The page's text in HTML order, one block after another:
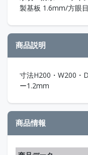
製基板 1.6mm/方眼
商品説明
寸法H200・W200・
ー1.2mm
商品情報